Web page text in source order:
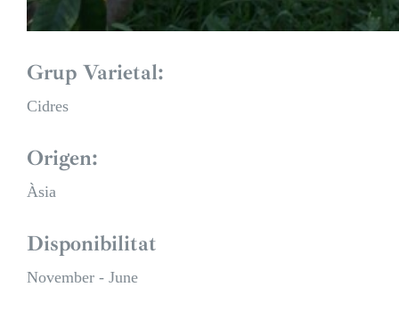
Grup Varietal:
Cidres
Origen:
Àsia
Disponibilitat
November - June